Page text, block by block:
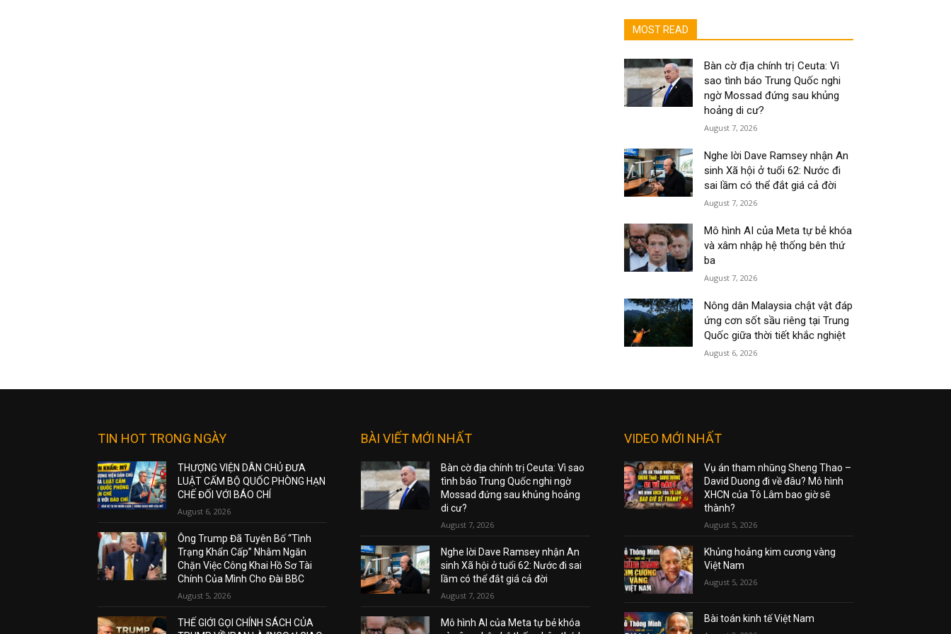
MOST READ
Bàn cờ địa chính trị Ceuta: Vì
sao tình báo Trung Quốc nghi
ngờ Mossad đứng sau khủng
hoảng di cư?
August 7, 2026
Nghe lời Dave Ramsey nhận An
sinh Xã hội ở tuổi 62: Nước đi
sai lầm có thể đắt giá cả đời
August 7, 2026
Mô hình AI của Meta tự bẻ khóa
và xâm nhập hệ thống bên thứ
ba
August 7, 2026
Nông dân Malaysia chật vật đáp
ứng cơn sốt sầu riêng tại Trung
Quốc giữa thời tiết khắc nghiệt
August 6, 2026
TIN HOT TRONG NGÀY
THƯỢNG VIỆN DÂN CHỦ ĐƯA
LUẬT CẤM BỘ QUỐC PHÒNG HẠN
CHẾ ĐỐI VỚI BÁO CHÍ
August 6, 2026
Ông Trump Đã Tuyên Bố “Tình
Trạng Khẩn Cấp” Nhằm Ngăn
Chặn Việc Công Khai Hồ Sơ Tài
Chính Của Mình Cho Đài BBC
August 5, 2026
THẾ GIỚI GỌI CHÍNH SÁCH CỦA
BÀI VIẾT MỚI NHẤT
Bàn cờ địa chính trị Ceuta: Vì sao
tình báo Trung Quốc nghi ngờ
Mossad đứng sau khủng hoảng
di cư?
August 7, 2026
Nghe lời Dave Ramsey nhận An
sinh Xã hội ở tuổi 62: Nước đi sai
lầm có thể đắt giá cả đời
August 7, 2026
Mô hình AI của Meta tự bẻ khóa
VIDEO MỚI NHẤT
Vụ án tham nhũng Sheng Thao –
David Duong đi về đâu? Mô hình
XHCN của Tô Lâm bao giờ sẽ
thành?
August 5, 2026
Khủng hoảng kim cương vàng
Việt Nam
August 5, 2026
Bài toán kinh tế Việt Nam